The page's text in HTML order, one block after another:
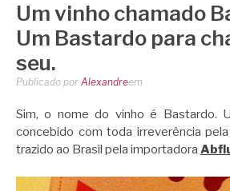
Um vinho chamado
Um Bastardo para
seu.
Publicado por Alexandreem
Sim, o nome do vinho é Bastardo.
concebido com toda irreverência
trazido ao Brasil pela importadora